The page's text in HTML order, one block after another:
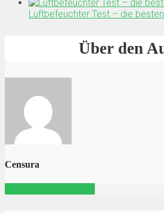
Luftbefeuchter Test – die
Über den
Censura